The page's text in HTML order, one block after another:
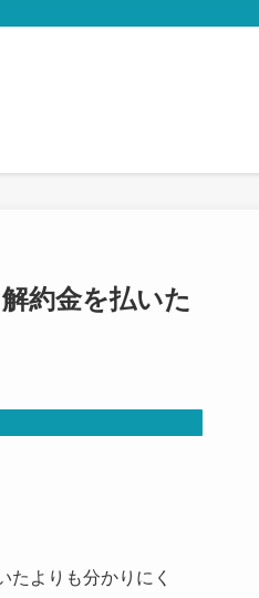
約金を払いた
たよりも分かりにく